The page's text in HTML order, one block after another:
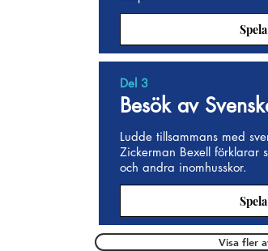
Del 3
Besök av
Ludde tillsammans med
Zickerman Bexell förklarar
och andra inomhusskor.
Visa fler